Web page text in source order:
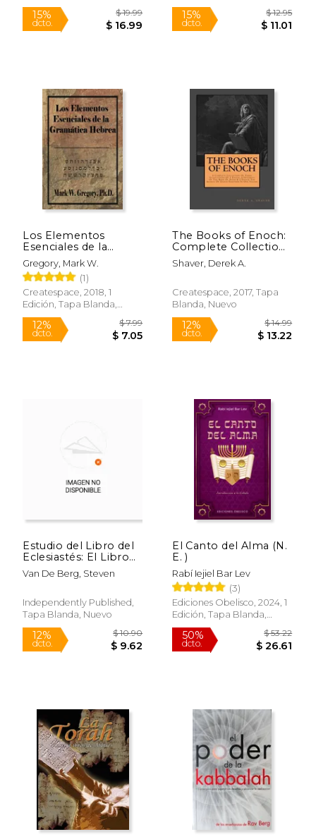
15%
dcto. $ 18.26
50%
dcto.
15%
dcto.
Rápido
Los Elementos
Esenciales de la
Gramatica Hebrea
Gregory, Mark W.
(1)
Createspace, 2018, 1
Edición, Tapa Blanda,
Nuevo
12%
The Books of Enoch:
Complete Collection:
A Complete
Collection of Three
Enoch, a Fragment of
the Book of Noah & 2
Of Enoch, Jubilees,
and Jasher Collection)
Shaver, Derek A.
Createspace, 2017, Tapa
Blanda, Nuevo
12%
Estudio del Libro del
Eclesiastés: El Libro
Del Predicador
Van De Berg, Steven
Independently Published,
Tapa Blanda, Nuevo
El Canto del Alma (N.
E. )
Rabí Iejiel Bar Lev
(3)
Ediciones Obelisco, 2024, 1
Edición, Tapa Blanda,
Nuevo